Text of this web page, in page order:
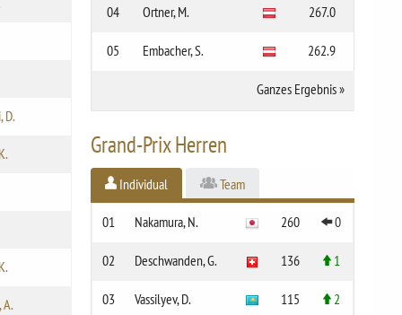
D.
A.
04 Ortner, M. 267.0
05 Embacher, S. 262.9
Ganzes Ergebnis»
Grand-Prix Herren
Individual Team
01 Nakamura, N. 260 0
02 Deschwanden, G. 136 1
03 Vassilyev, D. 115 2